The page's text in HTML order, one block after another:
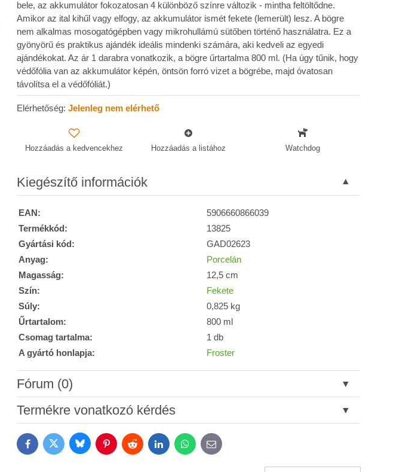
bele, az akkumulátor fokozatosan 4 különböző színre változik - mintha feltöltődne.
Amikor az ital kihűl vagy elfogy, az akkumulátor ismét fekete (lemerült) lesz. A bögre
nem alkalmas mosogatógépben vagy mikrohullámú sütőben történő használatra. Ez a
gyönyörű és praktikus ajándék ideális mindenki számára, aki kedveli az egyedi
ajándékokat. Az ár 1 darabra vonatkozik, a bögre űrtartalma 800 ml. (Ha úgy tűnik, hogy
védőfólia van az akkumulátor képén, öntsön forró vizet a bögrébe, majd óvatosan
távolítsa el a védőfóliát.)
Elérhetőség: Jelenleg nem elérhető
Hozzáadás a kedvencekhez Hozzáadás a listához Watchdog
Kiegészítő információk
EAN:
5906660866039
Termékkód:
13825
Gyártási kód:
GAD02623
Anyag:
Porcelán
Magasság:
12,5 cm
Szín:
Fekete
Súly:
0,825 kg
Űrtartalom:
800 ml
Csomag tartalma:
1 db
A gyártó honlapja:
Froster
Fórum (0)
Új hozzászólás
Termékre vonatkozó kérdés
FacebookTwitter BlueskyPinterestReddit LinkedInWhatsApp
E-
mail